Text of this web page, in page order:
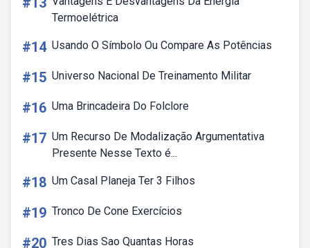
Termoelétrica
#14 Usando O Símbolo Ou Compare As Potências
#15 Universo Nacional De Treinamento Militar
#16 Uma Brincadeira Do Folclore
#17 Um Recurso De Modalização Argumentativa
Presente Nesse Texto é...
#18 Um Casal Planeja Ter 3 Filhos
#19 Tronco De Cone Exercícios
#20 Tres Dias Sao Quantas Horas